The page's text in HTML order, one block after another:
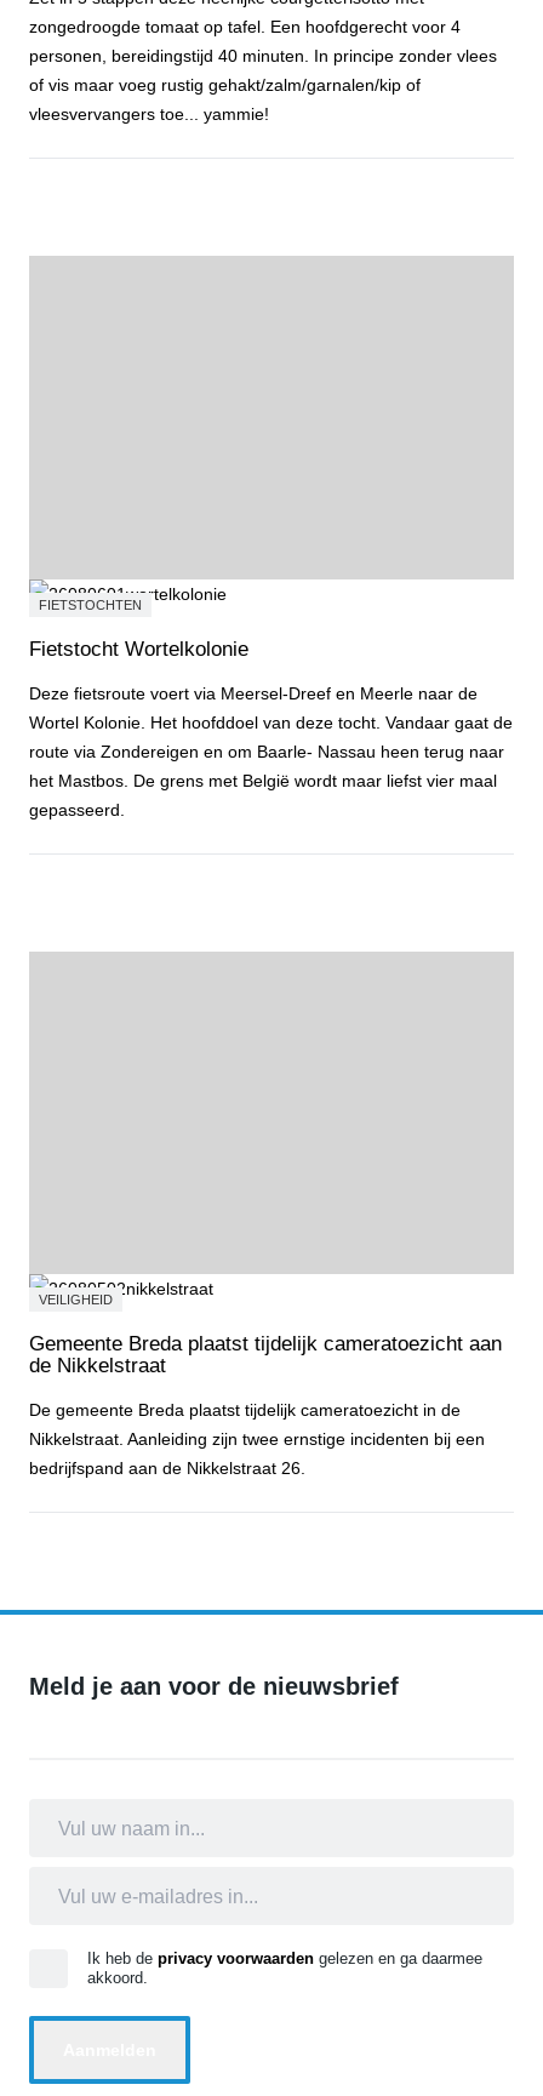
zongedroogde tomaat op tafel. Een hoofdgerecht voor 4
personen, bereidingstijd 40 minuten. In principe zonder vlees
of vis maar voeg rustig gehakt/zalm/garnalen/kip of
vleesvervangers toe... yammie!
FIETSTOCHTEN
Fietstocht Wortelkolonie
Deze fietsroute voert via Meersel-Dreef en Meerle naar de
Wortel Kolonie. Het hoofddoel van deze tocht. Vandaar gaat de
route via Zondereigen en om Baarle- Nassau heen terug naar
het Mastbos. De grens met België wordt maar liefst vier maal
gepasseerd.
VEILIGHEID
Gemeente Breda plaatst tijdelijk cameratoezicht aan
de Nikkelstraat
De gemeente Breda plaatst tijdelijk cameratoezicht in de
Nikkelstraat. Aanleiding zijn twee ernstige incidenten bij een
bedrijfspand aan de Nikkelstraat 26.
Meld je aan voor de nieuwsbrief
Ik heb de privacy voorwaarden gelezen en ga daarmee
akkoord.